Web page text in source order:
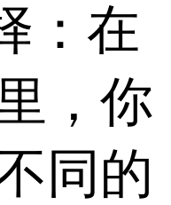
：在
，你
同的